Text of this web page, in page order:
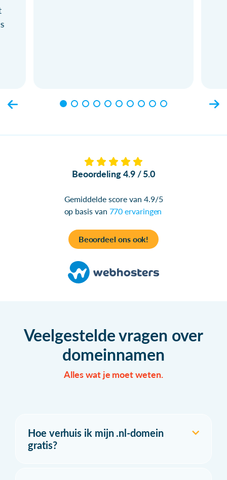
Beoordeling 4.9 / 5.0
Gemiddelde score van 4.9/5
op basis van 770 ervaringen
Beoordeel ons ook!
Veelgestelde vragen over
domeinnamen
Alles wat je moet weten.
Hoe verhuis ik mijn .nl-domein
gratis?